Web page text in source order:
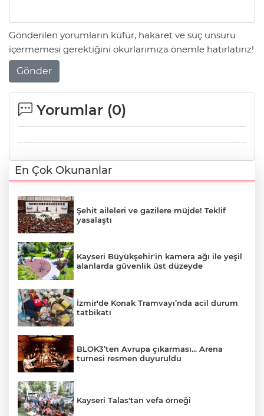
Gönderilen yorumların küfür, hakaret ve suç unsuru
içermemesi gerektiğini okurlarımıza önemle hatırlatırız!
Gönder
Yorumlar (0)
En Çok Okunanlar
Şehit aileleri ve gazilere müjde! Teklif
yasalaştı
Kayseri Büyükşehir'in kamera ağı ile yeşil
alanlarda güvenlik üst düzeyde
İzmir'de Konak Tramvayı’nda acil durum
tatbikatı
BLOK3’ten Avrupa çıkarması... Arena
turnesi resmen duyuruldu
Kayseri Talas'tan vefa örneği